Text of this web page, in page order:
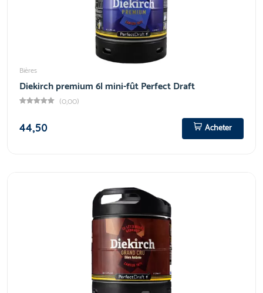
Bières
Diekirch premium 6l mini-fût Perfect Draft
(0,00)
44,50
Acheter